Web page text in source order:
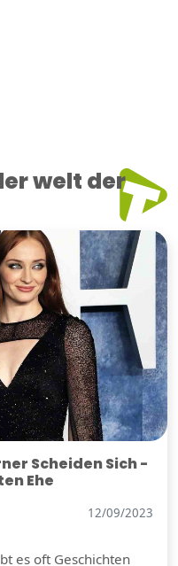
welt der
Scheiden Sich -
Ehe
12/09/2023
es oft Geschichten